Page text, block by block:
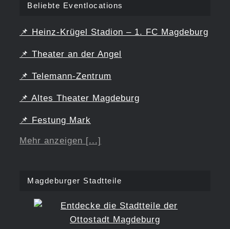
Beliebte Eventlocations
📌 Heinz-Krügel Stadion – 1. FC Magdeburg
📌 Theater an der Angel
📌 Telemann-Zentrum
📌 Altes Theater Magdeburg
📌 Festung Mark
Mehr anzeigen [...]
Magdeburger Stadtteile